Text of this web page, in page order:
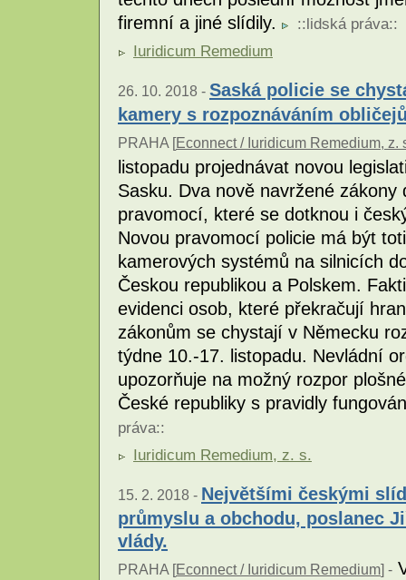
firemní a jiné slídily.
::lidská práva::
Iuridicum Remedium
26. 10. 2018 - Saská policie se
kamery s rozpoznáváním
PRAHA [Econnect / Iuridicum Remedium, z.
listopadu projednávat novou
Sasku. Dva nově navržené
pravomocí, které se dotknou i
Novou pravomocí policie má být
kamerových systémů na silnicích
Českou republikou a Polskem.
evidenci osob, které překračují
zákonům se chystají v Německu
týdne 10.-17. listopadu. Nevládní
upozorňuje na možný rozpor
České republiky s pravidly
práva::
Iuridicum Remedium, z. s.
15. 2. 2018 - Největšími českými
průmyslu a obchodu, poslanec
vlády.
PRAHA [Econnect / Iuridicum Remedium] -